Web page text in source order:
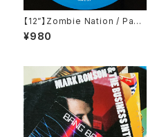
【12”】Zombie Nation / Paen
g Paeng (Cocoon Recordi
ngs) (COR12"017)
¥980